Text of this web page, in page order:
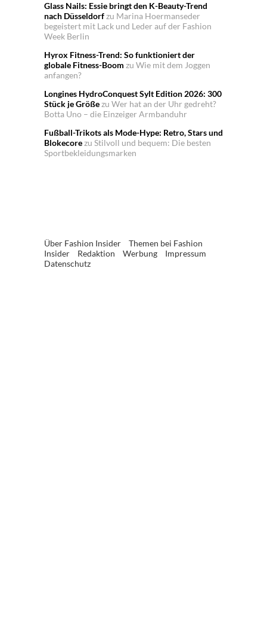
Glass Nails: Essie bringt den K-Beauty-Trend
nach Düsseldorfzu Marina Hoermanseder
begeistert mit Lack und Leder auf der Fashion
Week Berlin
Hyrox Fitness-Trend: So funktioniert der
globale Fitness-Boom zu Wie mit dem Joggen
anfangen?
Longines HydroConquest Sylt Edition 2026: 300
Stück je Größezu Wer hat an der Uhr gedreht?
Botta Uno – die Einzeiger Armbanduhr
Fußball-Trikots als Mode-Hype: Retro, Stars und
Blokecorezu Stilvoll und bequem: Die besten
Sportbekleidungsmarken
Über Fashion Insider
Themen bei Fashion
Insider
Redaktion Werbung
Impressum
Datenschutz